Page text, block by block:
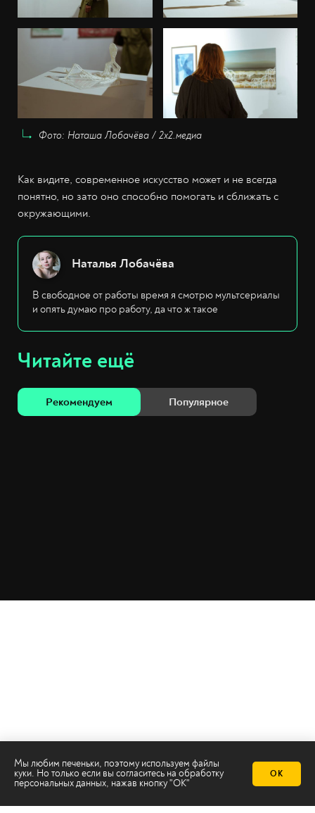
Фото: Наташа Лобачёва / 2х2.медиа
Как видите, современное искусство может и не всегда
понятно, но зато оно способно помогать и сближать с
окружающими.
Наталья Лобачёва
В свободное от работы время я смотрю мультсериалы
и опять думаю про работу, да что ж такое
Читайте ещё
Рекомендуем Популярное
Мы любим печеньки, поэтому используем файлы
куки. Но только если вы согласитесь на обработку
персональных данных, нажав кнопку "ОК"
ОК